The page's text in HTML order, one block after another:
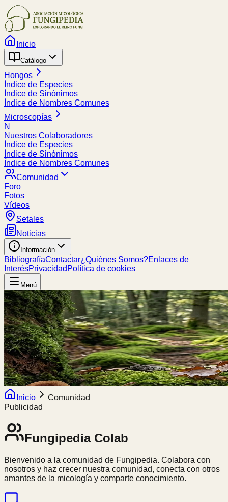
Inicio
Catálogo
Hongos
Índice de Especies
Índice de Sinónimos
Índice de Nombres Comunes
Microscopías
N
Nuestros Colaboradores
Índice de Especies
Índice de Sinónimos
Índice de Nombres Comunes
Comunidad
Foro
Fotos
Vídeos
Setales
Noticias
Información
BibliografíaContactar¿Quiénes Somos?Enlaces de
InterésPrivacidad Política de cookies
Menú
Inicio
Comunidad
Publicidad
FungipediaColab
Bienvenido a la comunidad de Fungipedia. Colabora con
nosotros y haz crecer nuestra comunidad, conecta con otros
amantes de la micología y comparte conocimiento.